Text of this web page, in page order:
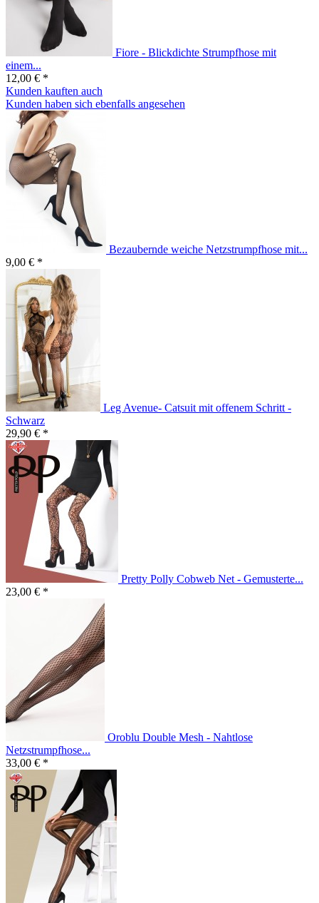
Fiore - Blickdichte Strumpfhose mit
einem...
12,00 € *
Kunden kauften auch
Kunden haben sich ebenfalls angesehen
Bezaubernde weiche Netzstrumpfhose mit...
9,00 € *
Leg Avenue- Catsuit mit offenem Schritt -
Schwarz
29,90 € *
Pretty Polly Cobweb Net - Gemusterte...
23,00 € *
Oroblu Double Mesh - Nahtlose
Netzstrumpfhose...
33,00 € *